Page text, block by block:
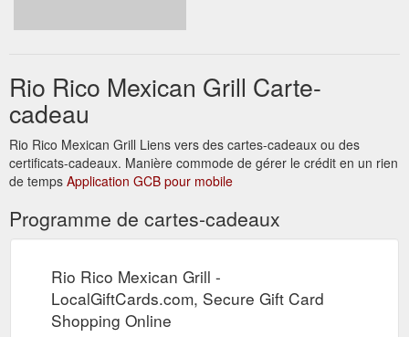
Rio Rico Mexican Grill Carte-
cadeau
Rio Rico Mexican Grill Liens vers des cartes-cadeaux ou des
certificats-cadeaux. Manière commode de gérer le crédit en un rien
de temps Application GCB pour mobile
Programme de cartes-cadeaux
Rio Rico Mexican Grill -
LocalGiftCards.com, Secure Gift Card
Shopping Online